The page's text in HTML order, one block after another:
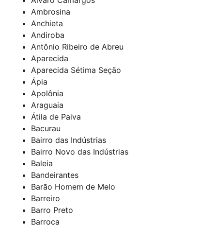
Ambrosina
Anchieta
Andiroba
Antônio Ribeiro de Abreu
Aparecida
Aparecida Sétima Seção
Ápia
Apolônia
Araguaia
Átila de Paiva
Bacurau
Bairro das Indústrias
Bairro Novo das Indústrias
Baleia
Bandeirantes
Barão Homem de Melo
Barreiro
Barro Preto
Barroca